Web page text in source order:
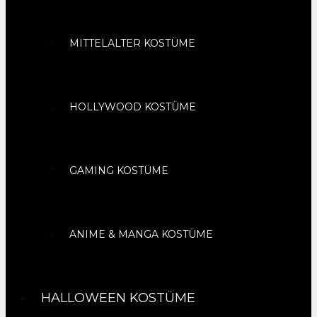
MITTELALTER KOSTÜME
HOLLYWOOD KOSTÜME
GAMING KOSTÜME
ANIME & MANGA KOSTÜME
HALLOWEEN KOSTÜME